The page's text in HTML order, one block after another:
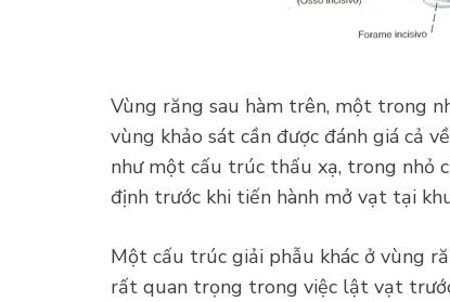
Vùng răng sau hàm trên, một trong
vùng khảo sát cần được đánh giá cả
như một cấu trúc thấu xạ, trong nhỏ
định trước khi tiến hành mở vạt tại
Một cấu trúc giải phẫu khác ở vùng
rất quan trọng trong việc lật vạt